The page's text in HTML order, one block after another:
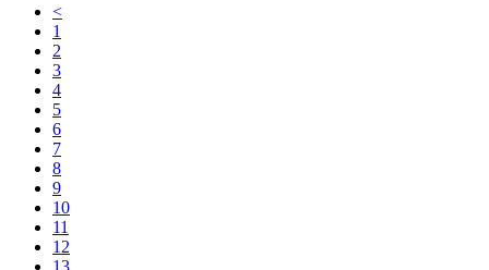
<
1
2
3
4
5
6
7
8
9
10
11
12
13